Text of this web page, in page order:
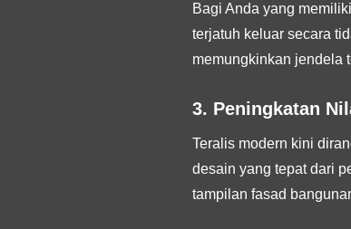
Bagi Anda yang
terjatuh keluar secara
memungkinkan jendela
3. Peningkatan
Teralis modern kini
desain yang tepat dari
tampilan fasad